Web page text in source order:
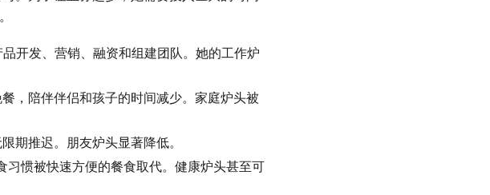
开发、营销、融资和组建团队。她的工作炉
，陪伴伴侣和孩子的时间减少。家庭炉头被
期推迟。朋友炉头显著降低。
习惯被快速方便的餐食取代。健康炉头甚至可